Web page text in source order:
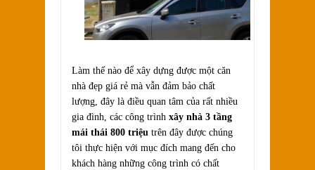
Làm thế nào để xây dựng được một căn
nhà đẹp giá rẻ mà vẫn đảm bảo chất
lượng, đây là điều quan tâm của rất nhiều
gia đình, các công trình xây nhà 3 tầng
mái thái 800 triệu trên đây được chúng
tôi thực hiện với mục đích mang đến cho
khách hàng những công trình có chất